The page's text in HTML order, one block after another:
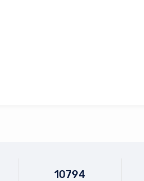
10794